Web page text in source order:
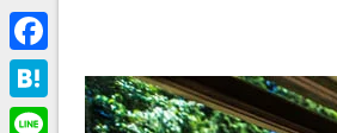
ッ
プ
F
a
H